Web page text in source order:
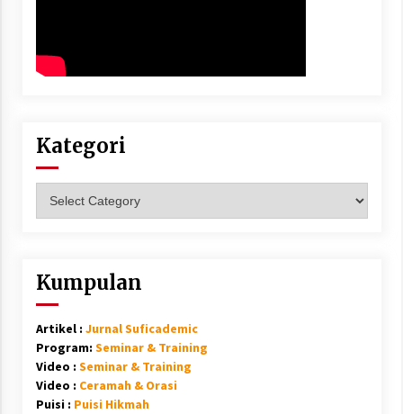
Kategori
Kumpulan
Artikel : Jurnal Suficademic
Program: Seminar & Training
Video : Seminar & Training
Video : Ceramah & Orasi
Puisi : Puisi Hikmah